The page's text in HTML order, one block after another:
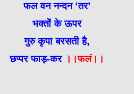
फल वन नन्दन ‘तर’
भक्तों के ऊपर
गुरु कृपा बरसती है,
छप्पर फाड़-कर ।।फलं।।